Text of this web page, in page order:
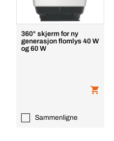
360° skjerm for ny
generasjon flomlys 40 W
og 60 W
Sammenligne